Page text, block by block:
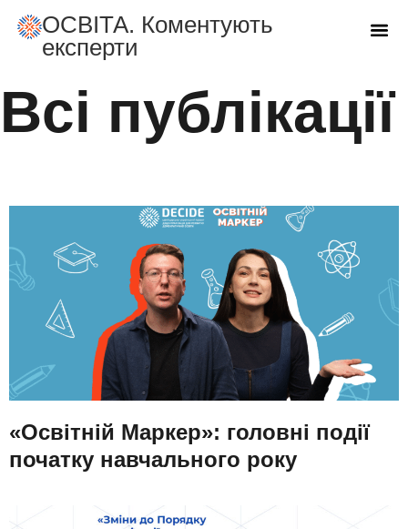
ОСВIТА. Коментують
експерти
Всі публікації
«Освітній Маркер»: головні події
початку навчального року